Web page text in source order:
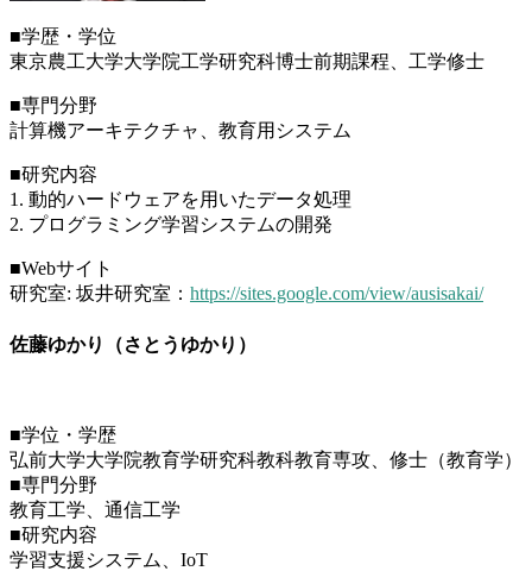
■学歴・学位
東京農工大学大学院工学研究科博士前期課程、工学修士
■専門分野
計算機アーキテクチャ、教育用システム
■研究内容
1. 動的ハードウェアを用いたデータ処理
2. プログラミング学習システムの開発
■Webサイト
研究室: 坂井研究室： https://sites.google.com/view/ausisakai/
佐藤ゆかり（さとうゆかり）
■学位・学歴
弘前大学大学院教育学研究科教科教育専攻、修士（教育学）
■専門分野
教育工学、通信工学
■研究内容
学習支援システム、IoT